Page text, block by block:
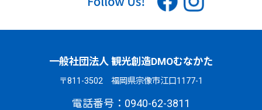
一般社団法人 観光創造DMOむなかた
〒811-3502 福岡県宗像市江口1177-1
電話番号：0940-62-3811